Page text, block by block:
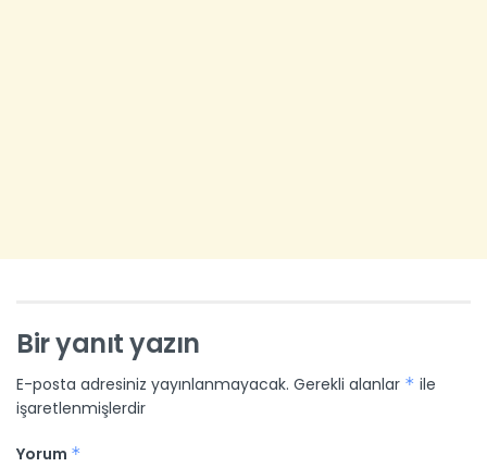
Bir yanıt yazın
E-posta adresiniz yayınlanmayacak. Gerekli alanlar * ile
işaretlenmişlerdir
Yorum *